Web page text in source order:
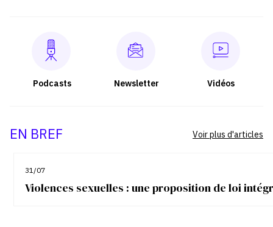
Podcasts Newsletter Vidéos
EN BREF
31/07
Violences sexuelles : une proposition de loi
Voir plus d'articles